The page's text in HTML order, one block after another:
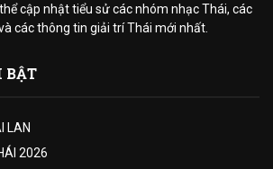
cập nhật tiểu sử các nhóm nhạc Thái, các
các thông tin giải trí Thái mới nhất.
BẬT
LAN
2026